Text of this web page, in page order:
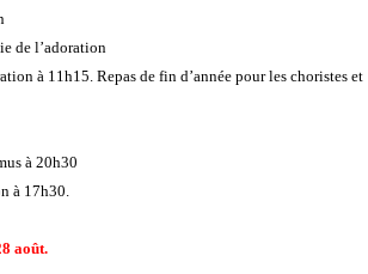
de l’adoration
à 11h15. Repas de fin d’année pour les choristes et
à 20h30
à 17h30.
août.